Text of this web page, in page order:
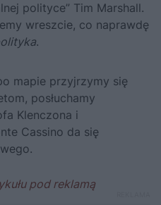
polityce” Tim Marshall.
wreszcie, co naprawdę
.
mapie przyjrzymy się
posłuchamy
Klenczona i
Cassino da się